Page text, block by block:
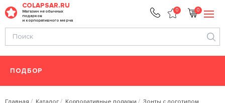
COLAPSAR.RU
Магазин необычных
подарков
и корпоративного мерча
0 0
ПОДБОР